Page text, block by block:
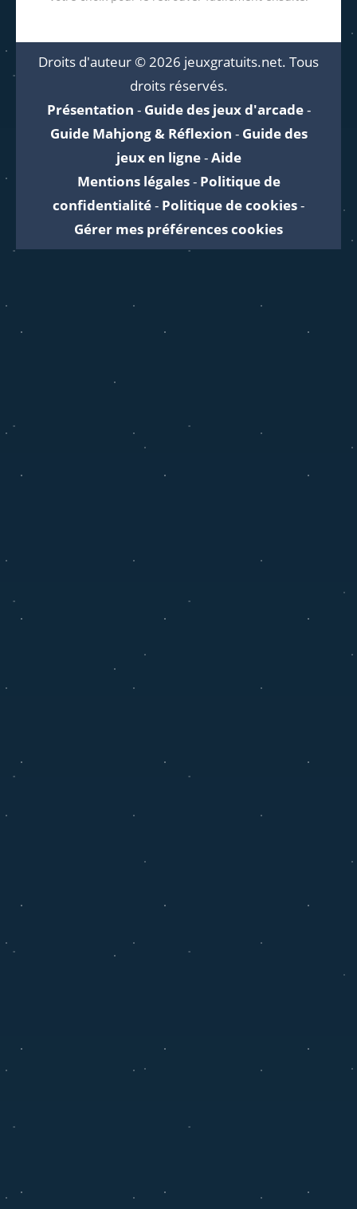
Droits d'auteur © 2026 jeuxgratuits.net. Tous
droits réservés.
Présentation - Guide des jeux d'arcade-
Guide Mahjong & Réflexion - Guide des
jeux en ligne-Aide
Mentions légales- Politique de
confidentialité- Politique de cookies-
Gérer mes préférences cookies